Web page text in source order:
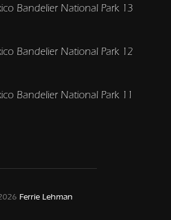
Bandelier National Park 13
Bandelier National Park 12
Bandelier National Park 11
Ferrie Lehman